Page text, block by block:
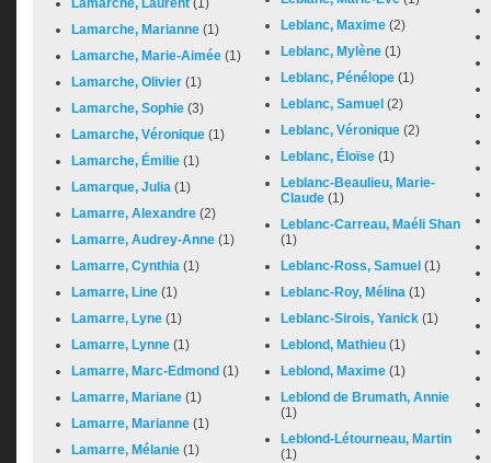
Lamarche, Laurent (1)
Lamarche, Marianne (1)
Lamarche, Marie-Aimée (1)
Lamarche, Olivier (1)
Lamarche, Sophie (3)
Lamarche, Véronique (1)
Lamarche, Émilie (1)
Lamarque, Julia (1)
Lamarre, Alexandre (2)
Lamarre, Audrey-Anne (1)
Lamarre, Cynthia (1)
Lamarre, Line (1)
Lamarre, Lyne (1)
Lamarre, Lynne (1)
Lamarre, Marc-Edmond (1)
Lamarre, Mariane (1)
Lamarre, Marianne (1)
Lamarre, Mélanie (1)
Leblanc, Maxime (2)
Leblanc, Mylène (1)
Leblanc, Pénélope (1)
Leblanc, Samuel (2)
Leblanc, Véronique (2)
Leblanc, Éloïse (1)
Leblanc-Beaulieu, Marie-
Claude (1)
Leblanc-Carreau, Maéli Shan
(1)
Leblanc-Ross, Samuel (1)
Leblanc-Roy, Mélina (1)
Leblanc-Sirois, Yanick (1)
Leblond, Mathieu (1)
Leblond, Maxime (1)
Leblond de Brumath, Annie
(1)
Leblond-Létourneau, Martin
(1)